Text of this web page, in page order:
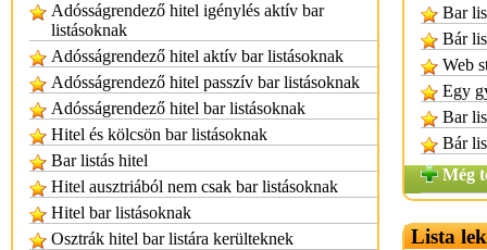
Adósságrendező hitel igénylés aktív bar
listásoknak
Adósságrendező hitel aktív bar listásoknak
Adósságrendező hitel passzív bar listásoknak
Adósságrendező hitel bar listásoknak
Hitel és kölcsön bar listásoknak
Bar listás hitel
Hitel ausztriából nem csak bar listásoknak
Hitel bar listásoknak
Osztrák hitel bar listára kerülteknek
Bar
Bár
Web
Egy
Bar
Bár
Még
Lista